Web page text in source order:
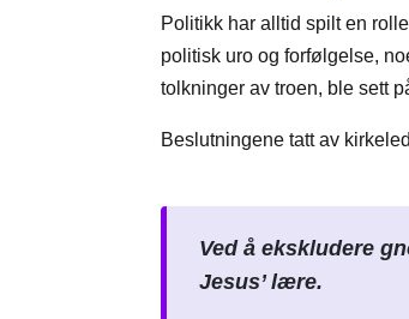
Politikk har alltid spilt en
politisk uro og forfølgelse,
tolkninger av troen, ble sett
Beslutningene tatt av
Ved å ekskludere
Jesus’ lære.